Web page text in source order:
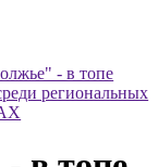
- в топе
региональных